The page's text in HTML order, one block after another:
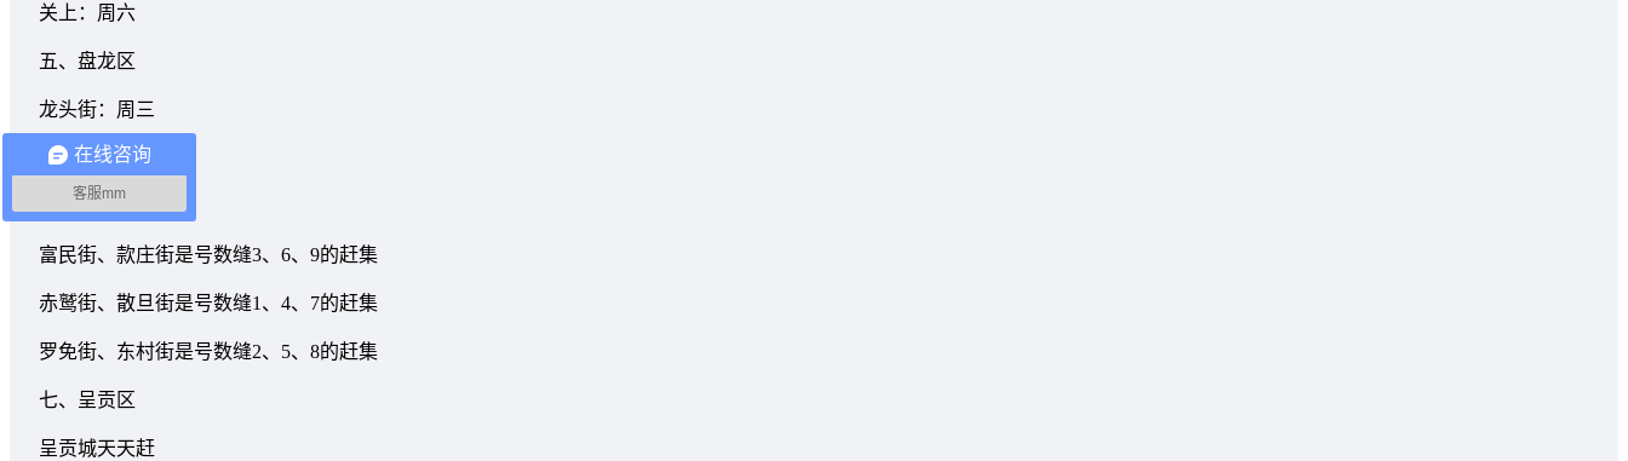
关上：周六
五、盘龙区
龙头街：周三
白邑：星期三
六、富民县
富民街、款庄街是号数缝3、6、9的赶集
赤鹫街、散旦街是号数缝1、4、7的赶集
罗免街、东村街是号数缝2、5、8的赶集
七、呈贡区
呈贡城天天赶
在线咨询
客服mm